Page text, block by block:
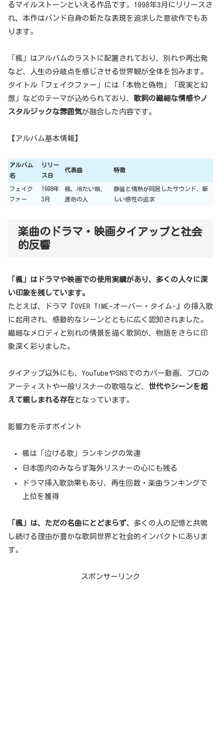
るマイルストーンといえる作品です。1998年3月にリリースさ
れ、本作はバンド自身の新たな表現を追求した意欲作でもあ
ります。
「楓」はアルバムのラストに配置されており、別れや再出発
など、人生の分岐点を感じさせる世界観が全体を包みます。
タイトル「フェイクファー」には「本物と偽物」「現実と幻
想」などのテーマが込められており、 歌詞の繊細な情感やノ
スタルジックな雰囲気が融合した内容です。
【アルバム基本情報】
アルバム
名
リリー
ス日
代表曲 特徴
フェイク
ファー
1998年
3月
楓、冷たい頬、
運命の人
静謐と情熱が同居したサウンド、新
しい感性の追求
楽曲のドラマ・映画タイアップと社会
的反響
「楓」はドラマや映画での使用実績があり、多くの人々に深
い印象を残しています。
たとえば、ドラマ『OVER TIME-オーバー・タイム-』の挿入歌
に起用され、感動的なシーンとともに広く認知されました。
繊細なメロディと別れの情景を描く歌詞が、物語をさらに印
象深く彩りました。
タイアップ以外にも、YouTubeやSNSでのカバー動画、プロの
アーティストや一般リスナーの歌唱など、 世代やシーンを超
えて親しまれる存在となっています。
影響力を示すポイント
楓は「泣ける歌」ランキングの常連
日本国内のみならず海外リスナーの心にも残る
ドラマ挿入歌効果もあり、再生回数・楽曲ランキングで
上位を獲得
「楓」は、ただの名曲にとどまらず、 多くの人の記憶と共鳴
し続ける理由が豊かな歌詞世界と社会的インパクトにありま
す。
スポンサーリンク